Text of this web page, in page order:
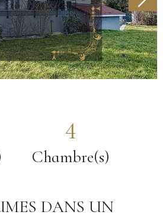
4
Chambre(s)
DANS UN